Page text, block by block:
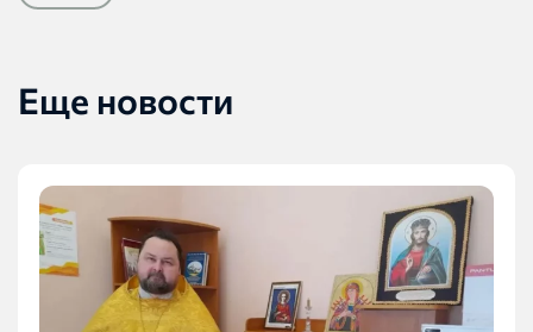
Еще новости